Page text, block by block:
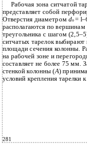
Рабочая зона ситчатой
представляет собой
Отверстия диаметром do=
располагаются по вершинам
треугольника с шагом
ситчатых тарелок выбирают
площади сечения колонны.
на рабочей зоне и
составляет не более 75 мм.
стенкой колонны (А)
условий крепления тарелки
281